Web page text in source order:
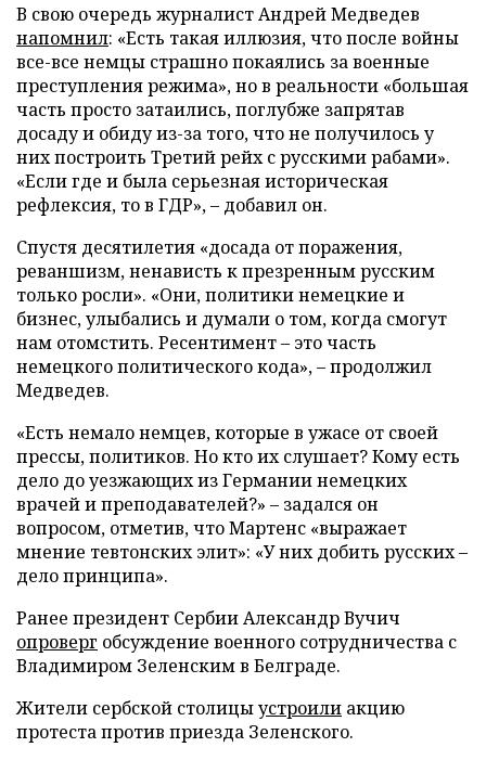
В свою очередь журналист Андрей Медведев
напомнил: «Есть такая иллюзия, что после войны
все-все немцы страшно покаялись за военные
преступления режима», но в реальности «большая
часть просто затаились, поглубже запрятав
досаду и обиду из-за того, что не получилось у
них построить Третий рейх с русскими рабами».
«Если где и была серьезная историческая
рефлексия, то в ГДР», – добавил он.
Спустя десятилетия «досада от поражения,
реваншизм, ненависть к презренным русским
только росли». «Они, политики немецкие и
бизнес, улыбались и думали о том, когда смогут
нам отомстить. Ресентимент – это часть
немецкого политического кода», – продолжил
Медведев.
«Есть немало немцев, которые в ужасе от своей
прессы, политиков. Но кто их слушает? Кому есть
дело до уезжающих из Германии немецких
врачей и преподавателей?» – задался он
вопросом, отметив, что Мартенс «выражает
мнение тевтонских элит»: «У них добить русских –
дело принципа».
Ранее президент Сербии Александр Вучич
опроверг обсуждение военного сотрудничества с
Владимиром Зеленским в Белграде.
Жители сербской столицыустроили акцию
протеста против приезда Зеленского.